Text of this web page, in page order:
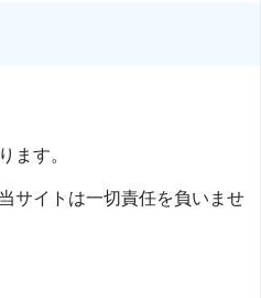
ます。
サイトは一切責任を負いませ